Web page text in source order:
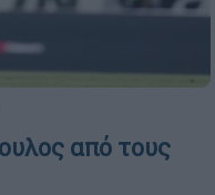
από τους